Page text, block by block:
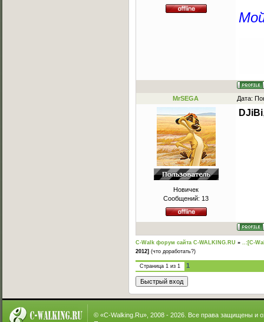
MrSEGA Дата:
Новичек
Сообщений: 13
DJiBi
C-Walk форум сайта C-WALKING.RU » ..:[C-
2012] (что доработать?)
Страница 1 из 1 1
© «C-Walking.Ru», 2008 - 2026. Все права защищены и